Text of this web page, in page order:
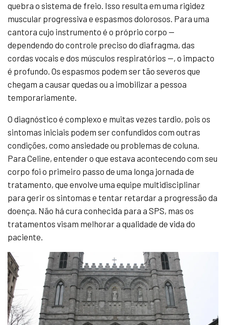
quebra o sistema de freio. Isso resulta em uma rigidez
muscular progressiva e espasmos dolorosos. Para uma
cantora cujo instrumento é o próprio corpo —
dependendo do controle preciso do diafragma, das
cordas vocais e dos músculos respiratórios —, o impacto
é profundo. Os espasmos podem ser tão severos que
chegam a causar quedas ou a imobilizar a pessoa
temporariamente.
O diagnóstico é complexo e muitas vezes tardio, pois os
sintomas iniciais podem ser confundidos com outras
condições, como ansiedade ou problemas de coluna.
Para Celine, entender o que estava acontecendo com seu
corpo foi o primeiro passo de uma longa jornada de
tratamento, que envolve uma equipe multidisciplinar
para gerir os sintomas e tentar retardar a progressão da
doença. Não há cura conhecida para a SPS, mas os
tratamentos visam melhorar a qualidade de vida do
paciente.